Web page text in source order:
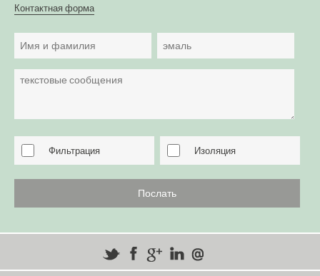
Контактная форма
Фильтрация Изоляция